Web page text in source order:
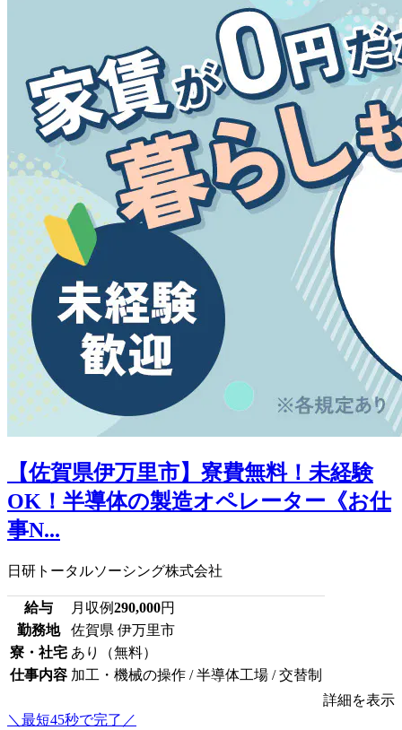
【佐賀県伊万里市】寮費無料！未経験
OK！半導体の製造オペレーター《お仕
事N...
日研トータルソーシング株式会社
給与 月収例290,000円
勤務地
佐賀県 伊万里市
寮・社宅 あり（無料）
仕事内容 加工・機械の操作 / 半導体工場 / 交替制
詳細を表示
＼最短45秒で完了／